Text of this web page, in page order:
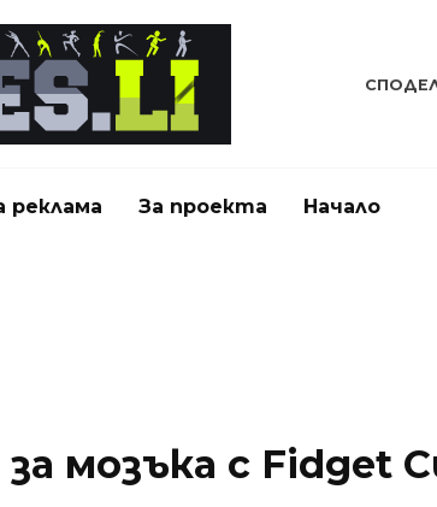
реклама За проекта Начало
мозъка с Fidget